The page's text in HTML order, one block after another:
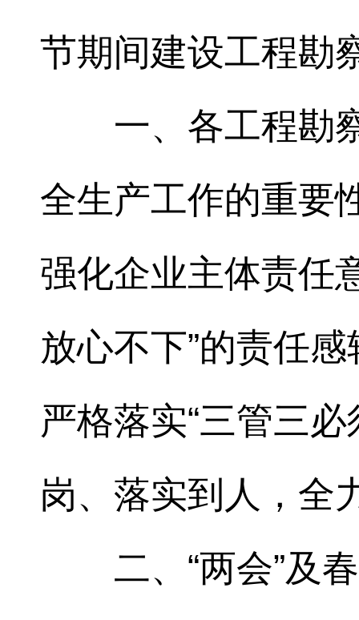
节期间建设工程勘
一、各工程勘
全生产工作的重要
强化企业主体责任
放心不下”的责任
严格落实“三管三
岗、落实到人，全
二、“两会”及